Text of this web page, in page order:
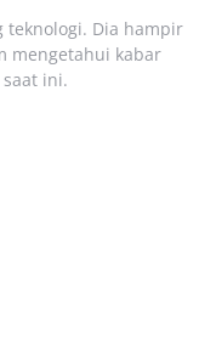
teknologi. Dia hampir
mengetahui kabar
ini.